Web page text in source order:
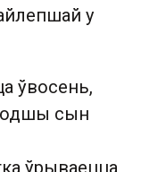
у
ўвосень,
сын
ўрываецца